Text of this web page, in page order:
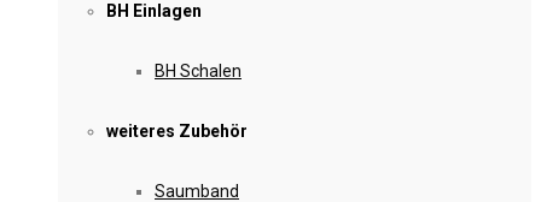
BH Einlagen
BH Schalen
weiteres Zubehör
Saumband